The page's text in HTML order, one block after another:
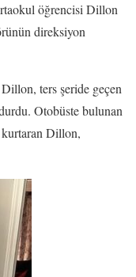
öğrencisi Dillon
direksiyon
ters şeride geçen
Otobüste bulunan
kurtaran Dillon,